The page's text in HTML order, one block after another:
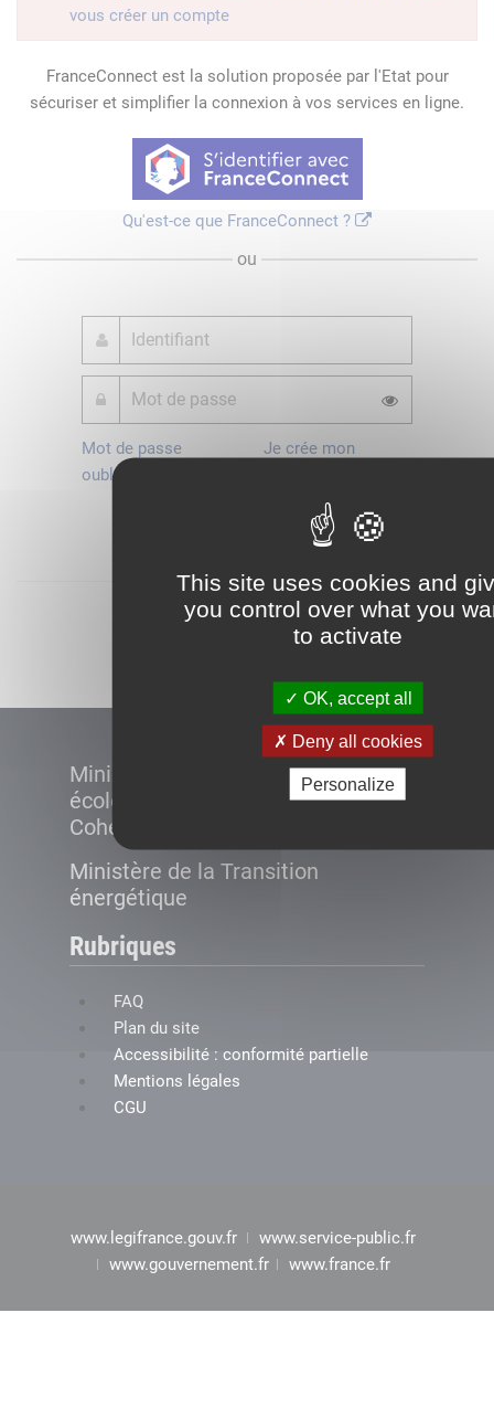
This site uses cookies and
you control over what you
to activate
OK, accept all
Deny all cookies
Personalize
vous créer un compte
FranceConnect est la solution proposée par l'Etat pour
sécuriser et simplifier la connexion à vos services en ligne.
Qu'est-ce que FranceConnect ?
ou
Mot de passe
oublié ?
Je crée mon
Démarrer
Ministère de la Transition
écologique et de la
Cohésion des territoires
Ministère de la Transition
énergétique
Rubriques
FAQ
Plan du site
Accessibilité : conformité partielle
Mentions légales
CGU
www.legifrance.gouv.fr
www.service-public.fr
www.gouvernement.fr
www.france.fr